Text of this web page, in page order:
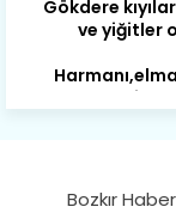
Büyük yerdir,
kan, Bunlarla
Bozkır